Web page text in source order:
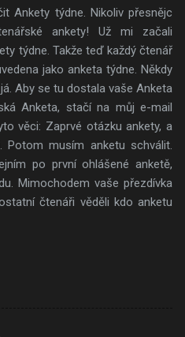
Ankety týdne. Nikoliv přesnějc
ankety! Už mi začali
týdne. Takže teď každý čtenář
jako anketa týdne. Někdy
Aby se tu dostala vaše Anketa
Anketa, stačí na můj e-mail
věci: Zaprvé otázku ankety, a
Potom musím anketu schválit.
po první ohlášené anketě,
Mimochodem vaše přezdívka
čtenáři věděli kdo anketu